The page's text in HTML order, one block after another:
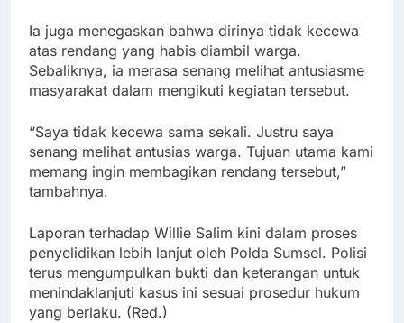
Ia juga menegaskan bahwa dirinya tidak kecewa
atas rendang yang habis diambil warga.
Sebaliknya, ia merasa senang melihat antusiasme
masyarakat dalam mengikuti kegiatan tersebut.
“Saya tidak kecewa sama sekali. Justru saya
senang melihat antusias warga. Tujuan utama kami
memang ingin membagikan rendang tersebut,”
tambahnya.
Laporan terhadap Willie Salim kini dalam proses
penyelidikan lebih lanjut oleh Polda Sumsel. Polisi
terus mengumpulkan bukti dan keterangan untuk
menindaklanjuti kasus ini sesuai prosedur hukum
yang berlaku. (Red.)